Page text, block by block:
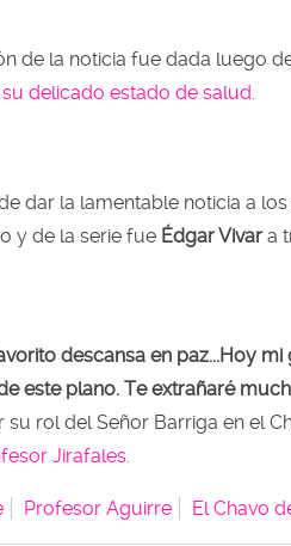
de la noticia fue dada luego
delicado estado de salud.
dar la lamentable noticia a
y de la serie fue Édgar Vivar a
descansa en paz...Hoy
este plano. Te extrañaré
rol del Señor Barriga en el
Jirafales.
Profesor Aguirre El Chavo